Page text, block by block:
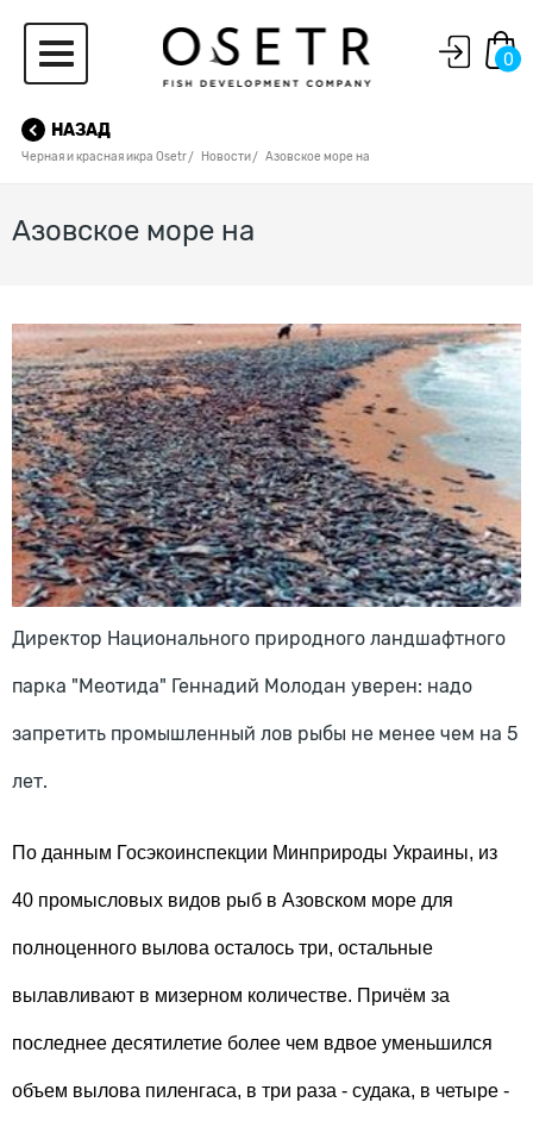
0
НАЗАД
Черная и красная икра Osetr Новости Азовское море на
Азовское море на
Директор Национального природного ландшафтного
парка "Меотида" Геннадий Молодан уверен: надо
запретить промышленный лов рыбы не менее чем на 5
лет.
По данным Госэкоинспекции Минприроды Украины, из
40 промысловых видов рыб в Азовском море для
полноценного вылова осталось три, остальные
вылавливают в мизерном количестве. Причём за
последнее десятилетие более чем вдвое уменьшился
объем вылова пиленгаса, в три раза - судака, в четыре -